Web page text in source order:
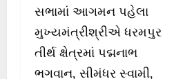
સભામાં આગમન પહેલા
મુખ્યમંત્રીશ્રીએ ધરમપુર
તીર્થ ક્ષેત્રમાં પદ્મનાભ
ભગવાન, સીમંધર સ્વામી,